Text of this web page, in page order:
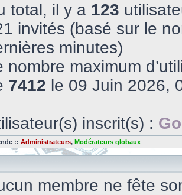
total, il y a 123
invités (basé sur le
minutes)
nombre maximum
7412 le 09 Juin 2026,
inscrit(s) :
:: Administrateurs, Modérateurs globaux
membre ne fête